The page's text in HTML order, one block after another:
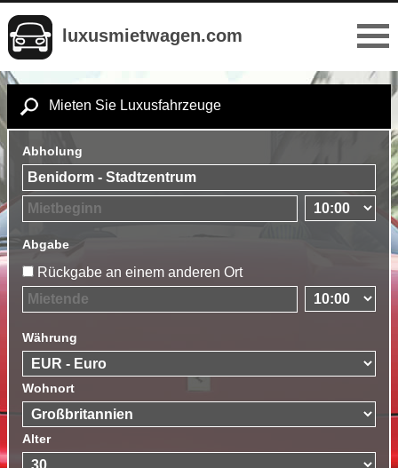
luxusmietwagen.com
Mieten Sie Luxusfahrzeuge
Abholung
Abgabe
Rückgabe an einem anderen Ort
Währung
Wohnort
Alter